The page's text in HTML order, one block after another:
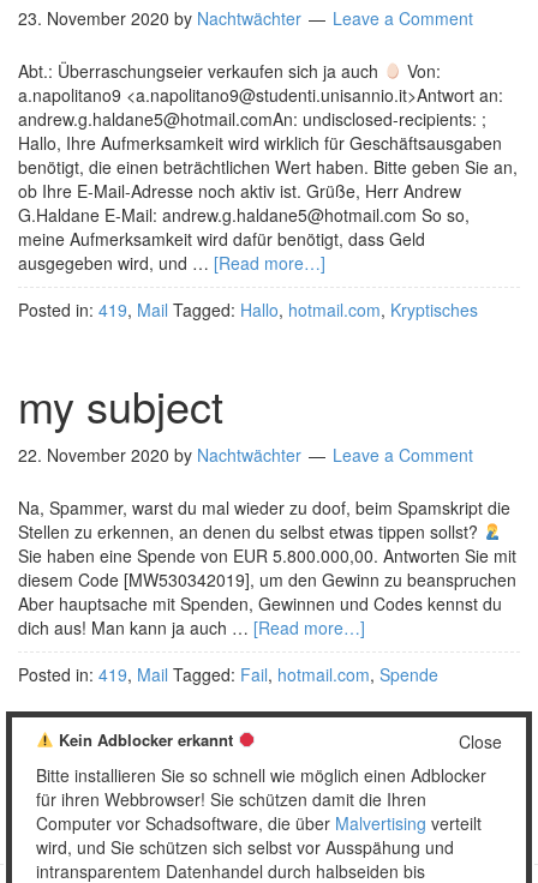
23. November 2020 by Nachtwächter Leave a Comment
Abt.: Überraschungseier verkaufen sich ja auch
Von:
a.napolitano9 <a.napolitano9@studenti.unisannio.it>Antwort an:
andrew.g.haldane5@hotmail.comAn: undisclosed-recipients: ;
Hallo, Ihre Aufmerksamkeit wird wirklich für Geschäftsausgaben
benötigt, die einen beträchtlichen Wert haben. Bitte geben Sie an,
ob Ihre E-Mail-Adresse noch aktiv ist. Grüße, Herr Andrew
G.Haldane E-Mail: andrew.g.haldane5@hotmail.com So so,
meine Aufmerksamkeit wird dafür benötigt, dass Geld
ausgegeben wird, und … [Read more…]
Posted in: 419, Mail Tagged: Hallo, hotmail.com, Kryptisches
my subject
22. November 2020 by Nachtwächter Leave a Comment
Na, Spammer, warst du mal wieder zu doof, beim Spamskript die
Stellen zu erkennen, an denen du selbst etwas tippen sollst?
Sie haben eine Spende von EUR 5.800.000,00. Antworten Sie mit
diesem Code [MW530342019], um den Gewinn zu beanspruchen
Aber hauptsache mit Spenden, Gewinnen und Codes kennst du
dich aus! Man kann ja auch … [Read more…]
Posted in: 419, Mail Tagged: Fail, hotmail.com, Spende
1 2 … 5 Weiter »
Close
Kein Adblocker erkannt
Bitte installieren Sie so schnell wie möglich einen Adblocker
für ihren Webbrowser! Sie schützen damit die Ihren
Computer vor Schadsoftware, die über Malvertising verteilt
wird, und Sie schützen sich selbst vor Ausspähung und
intransparentem Datenhandel durch halbseiden bis